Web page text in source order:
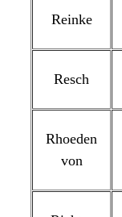
Reinke
Resch
Rhoeden
von